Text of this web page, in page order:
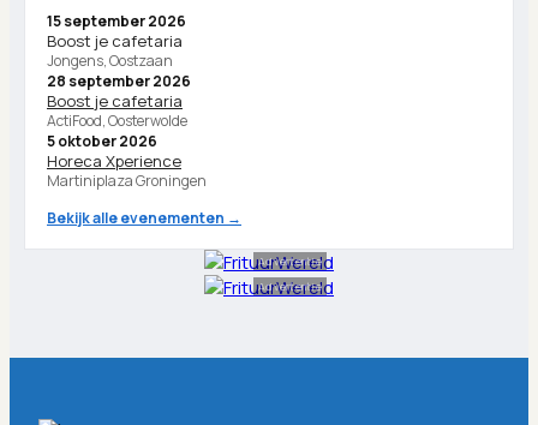
15 september 2026
Boost je cafetaria
Jongens, Oostzaan
28 september 2026
Boost je cafetaria
ActiFood, Oosterwolde
5 oktober 2026
Horeca Xperience
Martiniplaza Groningen
Bekijk alle evenementen →
Advertentie
Advertentie